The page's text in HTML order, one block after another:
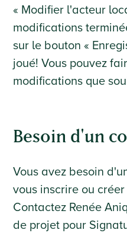
« Modifier l'acteur
modifications
sur le bouton «
joué! Vous pouvez
modifications que
Besoin d'un
Vous avez besoin
vous inscrire ou
Contactez Renée
de projet pour